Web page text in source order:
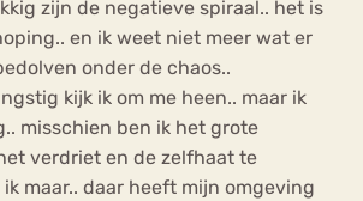
zijn de negatieve spiraal.. het is
en ik weet niet meer wat er
onder de chaos..
kijk ik om me heen.. maar ik
misschien ben ik het grote
verdriet en de zelfhaat te
maar.. daar heeft mijn omgeving